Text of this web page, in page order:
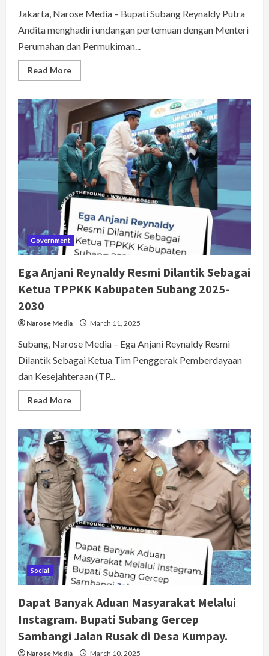
Jakarta, Narose Media – Bupati Subang Reynaldy Putra
Andita menghadiri undangan pertemuan dengan Menteri
Perumahan dan Permukiman...
Read MoreRead
more
Rey
Siap
Terakan
Kebijakan
Penataan
Perumahan
&
Pemukiman
Di
Subang.
Government
Ega Anjani Reynaldy Resmi Dilantik Sebagai
Ketua TPPKK Kabupaten Subang 2025-
2030
Narose Media March 11, 2025
Subang, Narose Media – Ega Anjani Reynaldy Resmi
Dilantik Sebagai Ketua Tim Penggerak Pemberdayaan
dan Kesejahteraan (TP...
Read MoreRead
more
Anjani
Reynaldy
Resmi
Dilantik
Sebagai
Ketua
TPPKK
Kabupaten
Subang
2025-
2030
Social
Dapat Banyak Aduan Masyarakat Melalui
Instagram. Bupati Subang Gercep
Sambangi Jalan Rusak di Desa Kumpay.
Narose Media March 10, 2025